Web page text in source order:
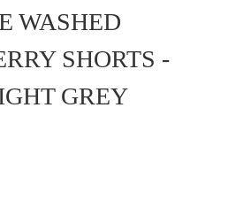
WASHED
SHORTS -
GREY